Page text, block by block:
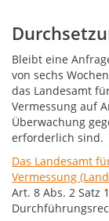
Bleibt eine
von sechs
das Landesamt
Vermessung auf
Überwachung
erforderlich sind.
Das Landesamt
Vermessung
Art. 8 Abs. 2 Satz